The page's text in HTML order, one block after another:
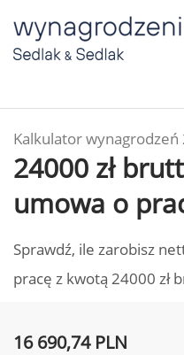
Kalkulator wynagrodzeń
24000 zł
umowa o
Sprawdź, ile zarobisz
pracę z kwotą 24000 zł
16 690,74 PLN